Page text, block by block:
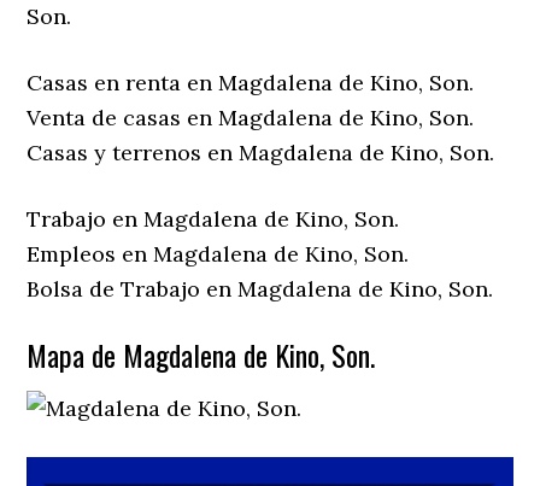
Son.
Casas en renta en Magdalena de Kino, Son.
Venta de casas en Magdalena de Kino, Son.
Casas y terrenos en Magdalena de Kino, Son.
Trabajo en Magdalena de Kino, Son.
Empleos en Magdalena de Kino, Son.
Bolsa de Trabajo en Magdalena de Kino, Son.
Mapa de Magdalena de Kino, Son.